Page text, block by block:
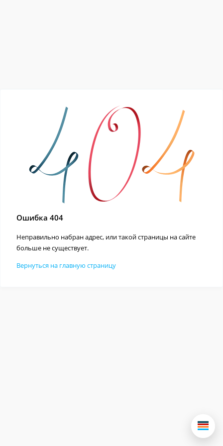
Ошибка 404
Неправильно набран адрес, или такой страницы на сайте
больше не существует.
Вернуться на главную страницу